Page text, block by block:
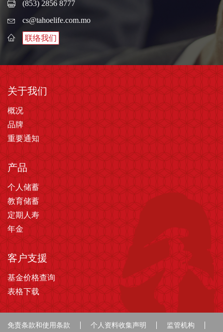
(853) 2856 8777
cs@tahoelife.com.mo
联络我们
关于我们
概况
品牌
重要通知
产品
个人储蓄
教育储蓄
定期人寿
年金
客户支援
基金价格查询
表格下载
免责条款和使用条款 个人资料收集声明
监管机构